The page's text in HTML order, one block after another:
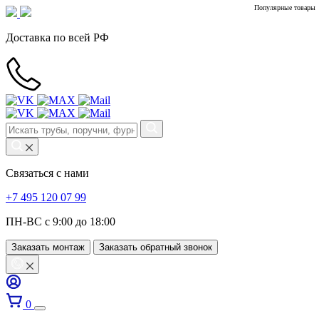
Доставка по всей РФ
Связаться с нами
+7 495 120 07 99
ПН-ВС с 9:00 до 18:00
Заказать монтаж Заказать обратный звонок
0
Популярные товары